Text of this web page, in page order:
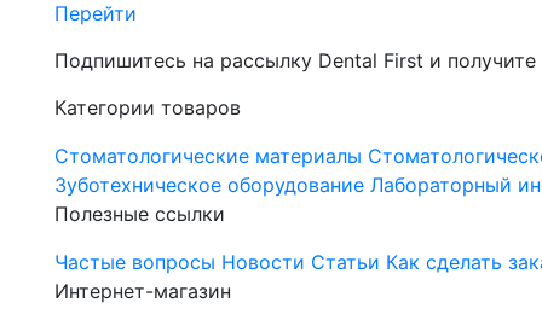
Перейти
Подпишитесь на рассылку Dental First и
Категории товаров
Стоматологические материалы
Зуботехническое оборудование Лабораторный
Полезные ссылки
Частые вопросы Новости Статьи Как сделать
Интернет-магазин